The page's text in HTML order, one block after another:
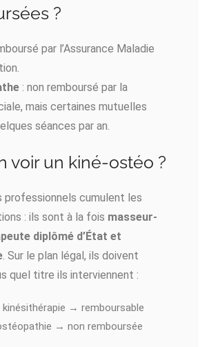
?
par l’Assurance Maladie
: non remboursé par la
mais certaines mutuelles
séances par an.
voir un kiné-ostéo ?
professionnels cumulent les
: ils sont à la fois masseur-
diplômé d’État et
. Sur le plan légal, ils doivent
quel titre ils interviennent :
kinésithérapie → remboursable
→ non remboursée